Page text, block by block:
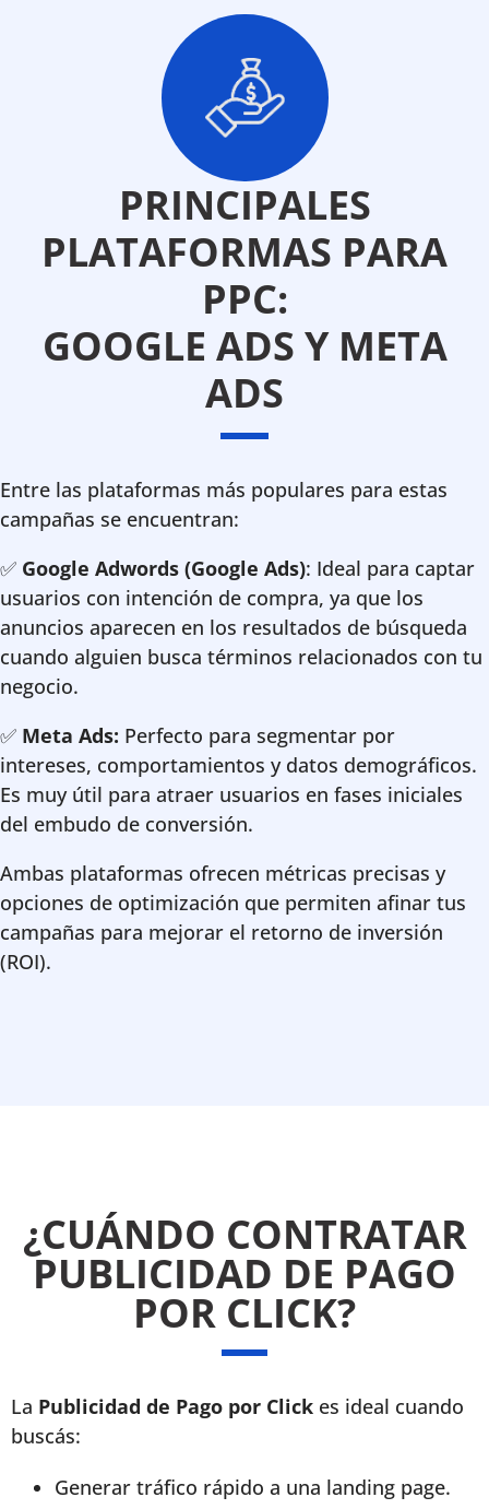
PRINCIPALES
PLATAFORMAS PARA
PPC:
GOOGLE ADS Y META
ADS
Entre las plataformas más populares para estas
campañas se encuentran:
✅ Google Adwords (Google Ads): Ideal para captar
usuarios con intención de compra, ya que los
anuncios aparecen en los resultados de búsqueda
cuando alguien busca términos relacionados con tu
negocio.
✅ Meta Ads: Perfecto para segmentar por
intereses, comportamientos y datos demográficos.
Es muy útil para atraer usuarios en fases iniciales
del embudo de conversión.
Ambas plataformas ofrecen métricas precisas y
opciones de optimización que permiten afinar tus
campañas para mejorar el retorno de inversión
(ROI).
¿CUÁNDO CONTRATAR
PUBLICIDAD DE PAGO
POR CLICK?
La Publicidad de Pago por Click es ideal cuando
buscás:
Generar tráfico rápido a una landing page.